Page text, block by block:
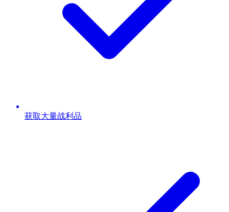
获取大量战利品